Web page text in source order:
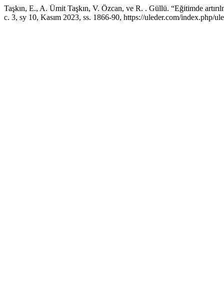
Taşkın, E., A. Ümit Taşkın, V. Özcan, ve R. . Güllü. “Eğitimde
c. 3, sy 10, Kasım 2023, ss. 1866-90, https://uleder.com/index.php/